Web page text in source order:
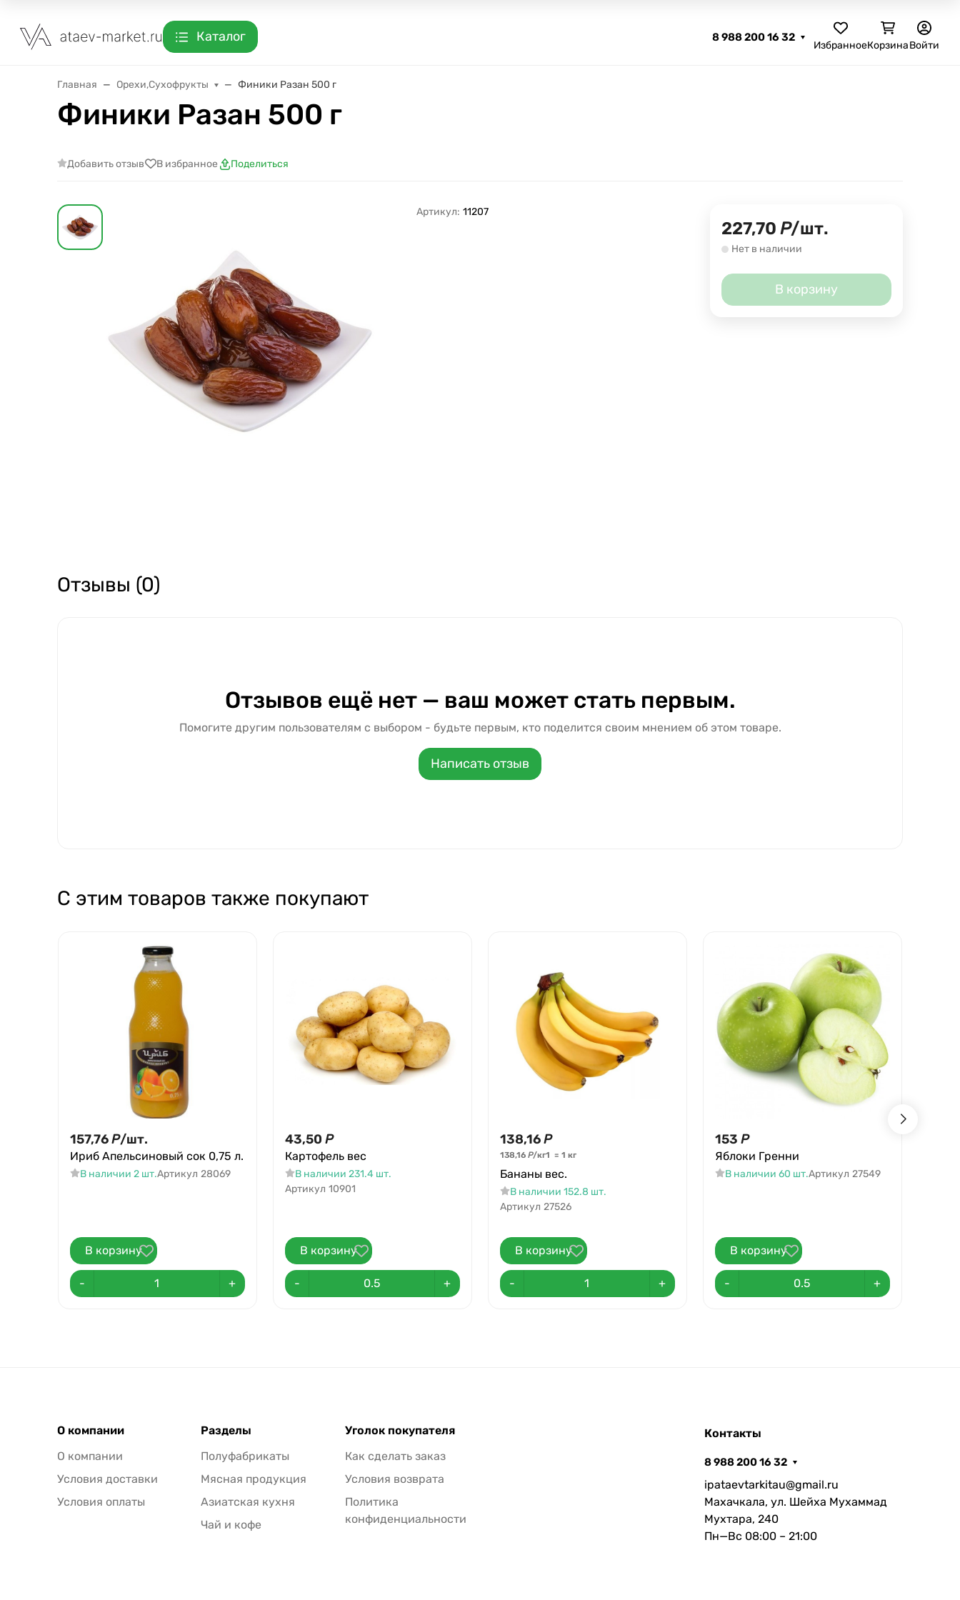
Каталог 8 988 200 16 32
ИзбранноеКорзинаВойти
Главная Орехи,Сухофрукты Финики Разан 500 г
Финики Разан 500 г
Добавить отзыв В избранное Поделиться
Артикул: 11207
227,70 Р/шт.
Нет в наличии
В корзину
Отзывы (0)
Отзывов ещё нет — ваш может стать первым.
Помогите другим пользователям с выбором - будьте первым, кто поделится своим мнением об этом товаре.
Написать отзыв
С этим товаров также покупают
157,76Р/шт.
Ириб Апельсиновый сок 0,75 л.
В наличии 2 шт.Артикул 28069
В корзину
- +
43,50 Р
Картофель вес
В наличии 231.4 шт.
Артикул 10901
В корзину
- +
138,16Р
138,16 Р/кг1 = 1 кг
Бананы вес.
В наличии 152.8 шт.
Артикул 27526
В корзину
- +
153 Р
Яблоки Гренни
В наличии 60 шт.Артикул 27549
В корзину
- +
О компании
О компании
Условия доставки
Условия оплаты
Разделы
Полуфабрикаты
Мясная продукция
Азиатская кухня
Чай и кофе
Уголок покупателя
Как сделать заказ
Условия возврата
Политика
конфиденциальности
Контакты
8 988 200 16 32
ipataevtarkitau@gmail.ru
Махачкала, ул. Шейха Мухаммад
Мухтара, 240
Пн—Вс 08:00 – 21:00